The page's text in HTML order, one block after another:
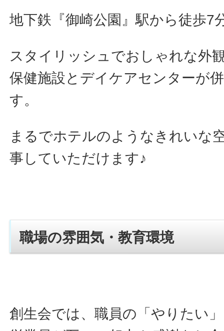
地下鉄『御崎公園』駅から徒歩7
スタイリッシュでおしゃれな外
保健施設とデイケアセンターが
す。
まるでホテルのようなきれいな
事していただけます♪
職場の雰囲気・教育環境
創生会では、職員の「やりたい